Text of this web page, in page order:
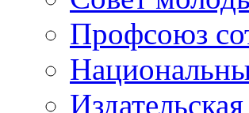
Профсоюз